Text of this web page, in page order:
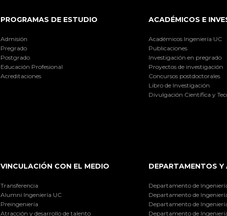
PROGRAMAS DE ESTUDIO
Admisión
Pregrado
Postgrado
Educación Profesional
Acreditaciones
ACADÉMICOS E
Académicos Ingeniería UC
Publicaciones
Investigación en pregrado
Proyectos de investigación
Concursos postdoctorales
Libro de Investigación
Divulgación Científica y
VINCULACIÓN CON EL MEDIO
Transferencia
Alumni Ingeniería UC
Preingeniería
Atracción y desarrollo de talento
DEPARTAMENTOS Y
Departamento de
Departamento de
Departamento de
Departamento de